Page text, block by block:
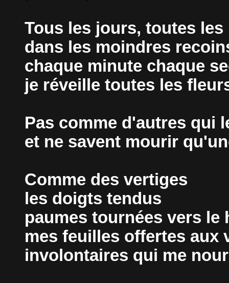
Tous les jours, toutes les
dans les moindres
chaque minute chaque
je réveille toutes les
Pas comme d'autres qui
et ne savent mourir
Comme des vertiges
les doigts tendus
paumes tournées vers le
mes feuilles offertes aux
involontaires qui me